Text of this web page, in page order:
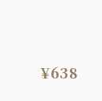
¥638